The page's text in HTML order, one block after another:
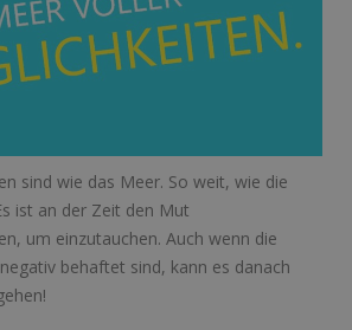
sind wie das Meer. So weit, wie die
ist an der Zeit den Mut
um einzutauchen. Auch wenn die
behaftet sind, kann es danach